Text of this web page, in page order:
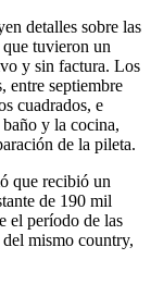
detalles sobre las
tuvieron un
y sin factura. Los
entre septiembre
cuadrados, e
y la cocina,
de la pileta.
que recibió un
de 190 mil
el período de las
mismo country,